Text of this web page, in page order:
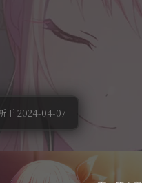
于 2024-04-07